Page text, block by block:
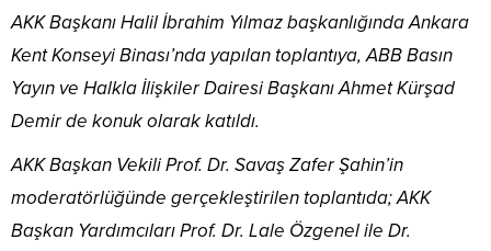
AKK Başkanı Halil İbrahim Yılmaz başkanlığında Ankara
Kent Konseyi Binası’nda yapılan toplantıya, ABB Basın
Yayın ve Halkla İlişkiler Dairesi Başkanı Ahmet Kürşad
Demir de konuk olarak katıldı.
AKK Başkan Vekili Prof. Dr. Savaş Zafer Şahin’in
moderatörlüğünde gerçekleştirilen toplantıda; AKK
Başkan Yardımcıları Prof. Dr. Lale Özgenel ile Dr.